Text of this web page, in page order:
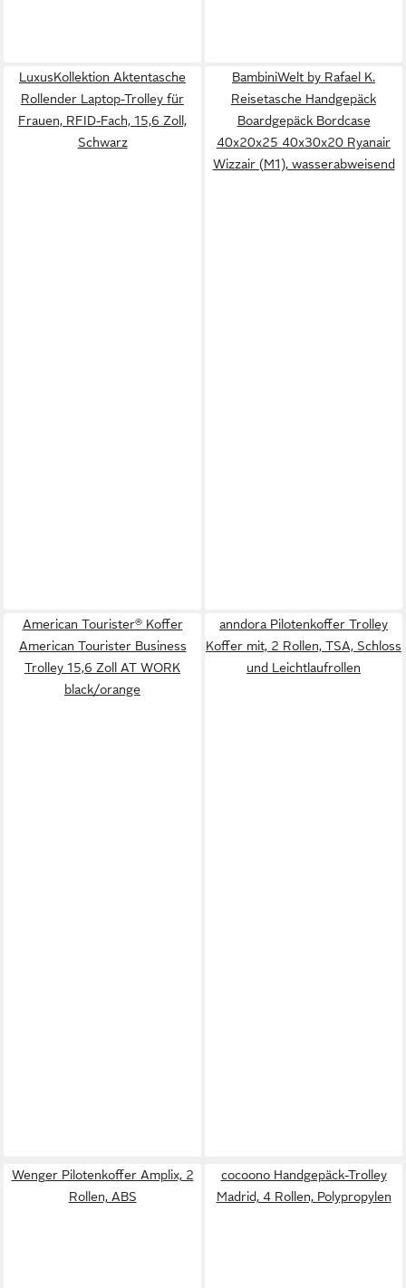
LuxusKollektion Aktentasche
Rollender Laptop-Trolley für
Frauen, RFID-Fach, 15,6 Zoll,
Schwarz
BambiniWelt by Rafael K.
Reisetasche Handgepäck
Boardgepäck Bordcase
40x20x25 40x30x20 Ryanair
Wizzair (M1), wasserabweisend
American Tourister® Koffer
American Tourister Business
Trolley 15,6 Zoll AT WORK
black/orange
anndora Pilotenkoffer Trolley
Koffer mit, 2 Rollen, TSA, Schloss
und Leichtlaufrollen
Wenger Pilotenkoffer Amplix, 2
Rollen, ABS
cocoono Handgepäck-Trolley
Madrid, 4 Rollen, Polypropylen